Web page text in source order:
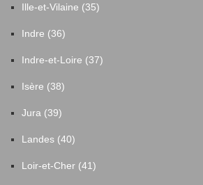
Ille-et-Vilaine (35)
Indre (36)
Indre-et-Loire (37)
Isère (38)
Jura (39)
Landes (40)
Loir-et-Cher (41)